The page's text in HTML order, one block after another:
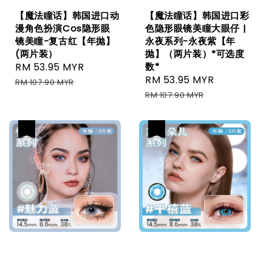
【魔法瞳话】韩国进口动
漫角色扮演Cos隐形眼
镜美瞳-复古红【年抛】
(两片装）
Sale
price
RM 53.95 MYR
RM 107.90 MYR
【魔法瞳话】韩国进口彩
色隐形眼镜美瞳大眼仔 |
永夜系列-永夜紫【年
抛】（两片装）*可选度
数*
Sale
price
RM 53.95 MYR
RM 107.90 MYR